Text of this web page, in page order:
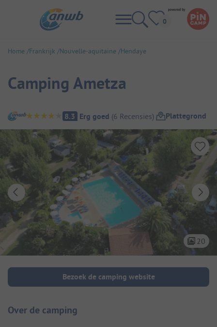
Home Frankrijk Nouvelle-aquitaine Hendaye
Camping Ametza
Camping overzicht
8.3 Erg goed (6 Recensies) Plattegrond
20
Camping introductie
Bezoek de camping website
Over de camping